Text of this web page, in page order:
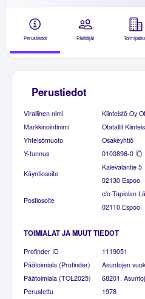
Perustiedot Päättäjät
Perustiedot
Virallinen nimi
Kiinteistö Oy
Markkinointinimi
Otatallit
Yhteisömuoto
Osakeyhtiö
Y-tunnus
0100896-0
Käyntiosoite
Kalevalantie 5
02130 Espoo
Postiosoite
c/o Tapiolan
02110 Espoo
TOIMIALAT JA MUUT TIEDOT
Profinder ID
1119051
Päätoimiala (Profinder)
Asuntojen
Päätoimiala (TOL2025)
68201.
Perustettu
1978